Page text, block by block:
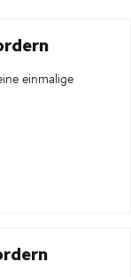
einmalige